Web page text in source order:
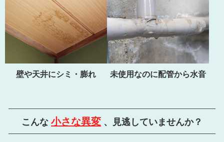
壁や天井にシミ・膨れ 未使用なのに配管から水音
こんな 小さな異変 、見逃していませんか？